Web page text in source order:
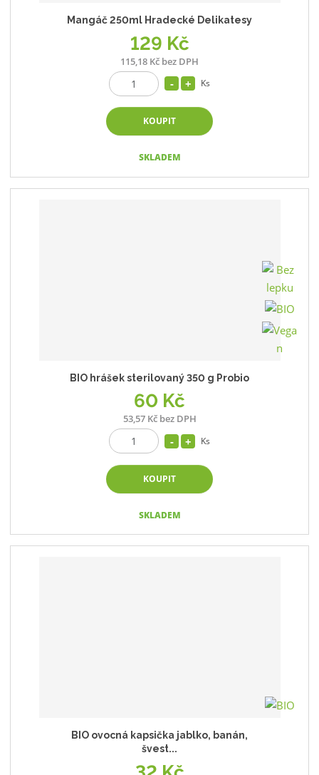
Mangáč 250ml Hradecké Delikatesy
129 Kč
115,18 Kč bez DPH
Ks
KOUPIT
SKLADEM
BIO hrášek sterilovaný 350 g Probio
60 Kč
53,57 Kč bez DPH
Ks
KOUPIT
SKLADEM
BIO ovocná kapsička jablko, banán,
švest...